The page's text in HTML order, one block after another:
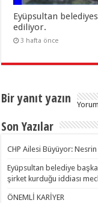
Eyüpsultan
ediliyor.
3 hafta önce
Bir yanıt yazın
Son Yazılar
CHP Ailesi Büyüyor: Nesrin
Eyüpsultan belediye
şirket kurduğu iddiası
ÖNEMLİ KARİYER